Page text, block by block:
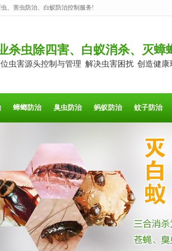
、害虫防治、白蚁防治控制服务!
杀虫除四害、白蚁消杀、灭蟑
虫害源头控制与管理 解决虫害困扰 创造健康
蟑螂防治 臭虫防治 蚂蚁防治 蚊子防治